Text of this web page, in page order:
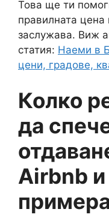
Това ще ти
правилната
заслужава. Виж
статия: Наеми в
цени, градове,
Колко
да
Airbnb